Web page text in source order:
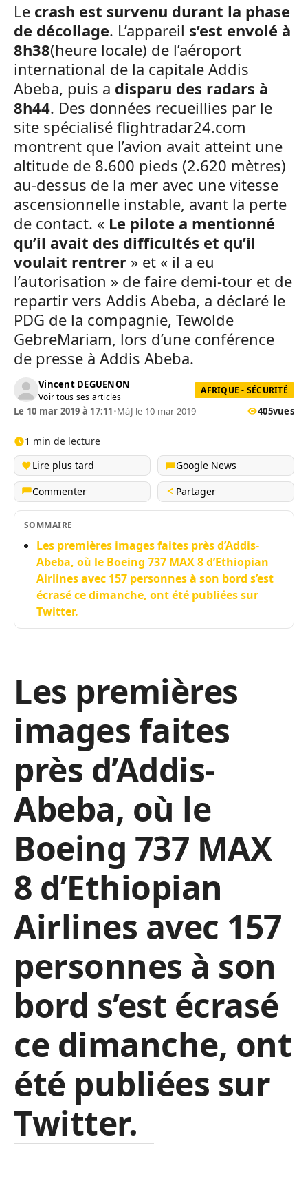
Le crash est survenu durant la phase
de décollage. L’appareil s’est envolé à
8h38(heure locale) de l’aéroport
international de la capitale Addis
Abeba, puis a disparu des radars à
8h44. Des données recueillies par le
site spécialisé flightradar24.com
montrent que l’avion avait atteint une
altitude de 8.600 pieds (2.620 mètres)
au-dessus de la mer avec une vitesse
ascensionnelle instable, avant la perte
de contact. « Le pilote a mentionné
qu’il avait des difficultés et qu’il
voulait rentrer » et « il a eu
l’autorisation » de faire demi-tour et de
repartir vers Addis Abeba, a déclaré le
PDG de la compagnie, Tewolde
GebreMariam, lors d’une conférence
de presse à Addis Abeba.
Vincent DEGUENON
Voir tous ses articles
AFRIQUE - SÉCURITÉ
Le 10 mar 2019 à 17:11•MàJ le 10 mar 2019 405vues
1 min de lecture
Lire plus tard
Google News
Commenter
Partager
SOMMAIRE
Les premières images faites près d’Addis-
Abeba, où le Boeing 737 MAX 8 d’Ethiopian
Airlines avec 157 personnes à son bord s’est
écrasé ce dimanche, ont été publiées sur
Twitter.
Les premières
images faites
près d’Addis-
Abeba, où le
Boeing 737 MAX
8 d’Ethiopian
Airlines avec 157
personnes à son
bord s’est écrasé
ce dimanche, ont
été publiées sur
Twitter.